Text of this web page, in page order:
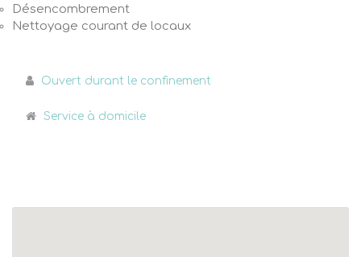
Désencombrement
Nettoyage courant de locaux
Ouvert durant le confinement
Service à domicile